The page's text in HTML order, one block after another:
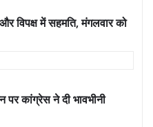
विपक्ष में सहमति, मंगलवार को
पर कांग्रेस ने दी भावभीनी